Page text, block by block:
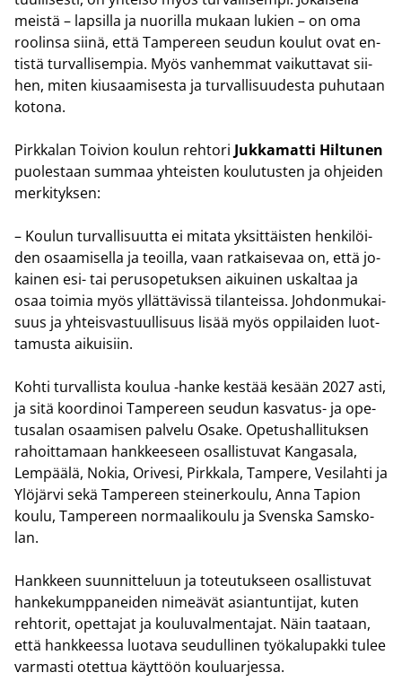
meis­tä – lap­sil­la ja nuo­ril­la mu­kaan lu­kien – on oma
roo­lin­sa siinä, että Tam­pe­reen seu­dun kou­lut ovat en­
tis­tä tur­val­li­sem­pia. Myös van­hem­mat vai­kut­ta­vat sii­
hen, miten kiusaa­mi­ses­ta ja tur­val­li­suu­des­ta pu­hu­taan
ko­to­na.
Pirk­ka­lan Toi­vion kou­lun reh­to­ri Juk­ka­mat­ti Hil­tu­nen
puo­les­taan sum­maa yh­teis­ten kou­lu­tus­ten ja oh­jei­den
mer­ki­tyk­sen:
– Kou­lun tur­val­li­suut­ta ei mi­ta­ta yk­sit­täis­ten hen­ki­löi­
den osaa­mi­sel­la ja teoil­la, vaan rat­kai­se­vaa on, että jo­
kai­nen esi- tai pe­rus­o­pe­tuk­sen ai­kui­nen us­kal­taa ja
osaa toi­mia myös yl­lät­tä­vis­sä ti­lan­teis­sa. Joh­don­mu­kai­
suus ja yh­teis­vas­tuul­li­suus lisää myös op­pi­lai­den luot­
ta­mus­ta ai­kui­siin.
Kohti tur­val­lis­ta kou­lua -​hanke kes­tää ke­sään 2027 asti,
ja sitä koor­di­noi Tam­pe­reen seu­dun kasvatus-​ ja ope­
tusa­lan osaa­mi­sen pal­ve­lu Osake. Ope­tus­hal­li­tuk­sen
ra­hoit­ta­maan hank­kee­seen osal­lis­tu­vat Kan­ga­sa­la,
Lem­pää­lä, Nokia, Ori­ve­si, Pirk­ka­la, Tam­pe­re, Ve­si­lah­ti ja
Ylö­jär­vi sekä Tam­pe­reen stei­ner­kou­lu, Anna Ta­pion
koulu, Tam­pe­reen nor­maa­li­kou­lu ja Svens­ka Sams­ko­
lan.
Hank­keen suun­nit­te­luun ja to­teu­tuk­seen osal­lis­tu­vat
han­ke­kump­pa­nei­den ni­meä­vät asian­tun­ti­jat, kuten
reh­to­rit, opet­ta­jat ja kou­lu­val­men­ta­jat. Näin taa­taan,
että hank­kees­sa luo­ta­va seu­dul­li­nen työ­ka­lu­pak­ki tulee
var­mas­ti otet­tua käyt­töön kou­luar­jes­sa.